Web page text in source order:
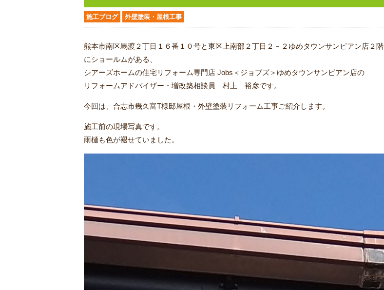
施工ブログ 外壁塗装・屋根工事
熊本市南区馬渡２丁目１６番１０号と東区上南部２丁目２－２ゆめタウンサンピアン店２階
にショールムがある、
シアーズホームの住宅リフォーム専門店 Jobs＜ジョブズ＞ゆめタウンサンピアン店の
リフォームアドバイザー・増改築相談員 村上 裕彦です。
今回は、合志市幾久富T様邸屋根・外壁塗装リフォーム工事ご紹介します。
施工前の現場写真です。
雨樋も色が褪せていました。